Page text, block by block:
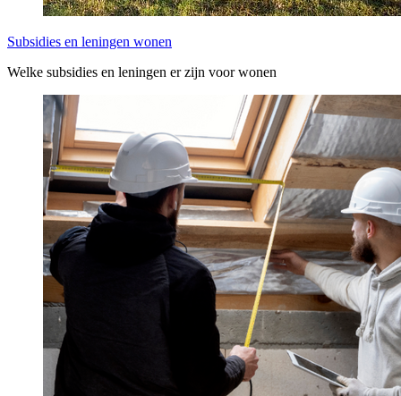
Subsidies en leningen wonen
Welke subsidies en leningen er zijn voor wonen